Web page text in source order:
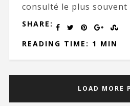
consulté le plus souvent
SHARE:
READING TIME: 1 MIN
LOAD MORE